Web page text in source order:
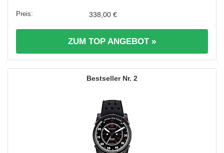
338,00 €
ZUM TOP ANGEBOT »
2